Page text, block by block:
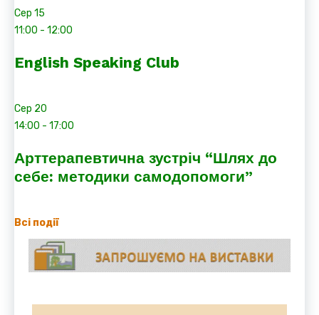
Сер 15
11:00 - 12:00
English Speaking Club
Сер 20
14:00 - 17:00
Арттерапевтична зустріч “Шлях до
себе: методики самодопомоги”
Всі події